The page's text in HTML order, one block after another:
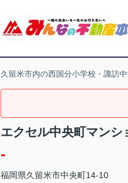
久留米市内の西国分小学校・諏訪
エクセル中央町マンシ
-
福岡県久留米市中央町14-10